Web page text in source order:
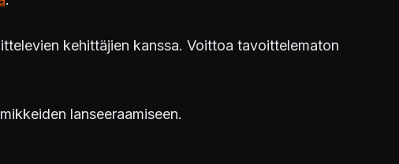
kehittäjien kanssa. Voittoa tavoittelematon
lanseeraamiseen.